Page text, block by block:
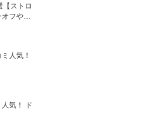
【ストロ
フやカ
人気！
人気！ ド